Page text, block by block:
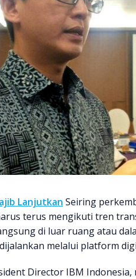
Lanjutkan Seiring
terus mengikuti tren
di luar ruang atau
melalui platform
Director IBM